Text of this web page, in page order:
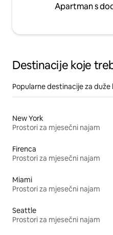
Apartman s
Destinacije koje
Popularne destinacije za duže
New York
Prostori za mjesečni najam
Firenca
Prostori za mjesečni najam
Miami
Prostori za mjesečni najam
Seattle
Prostori za mjesečni najam